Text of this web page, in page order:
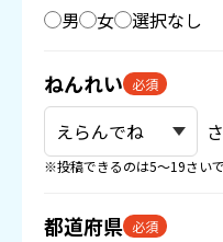
男 女 選択なし
ねんれい 必須
※投稿できるのは5〜19さい
都道府県 必須